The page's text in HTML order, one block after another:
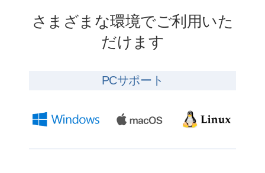
さまざまな環境でご利用いた
だけます
PCサポート